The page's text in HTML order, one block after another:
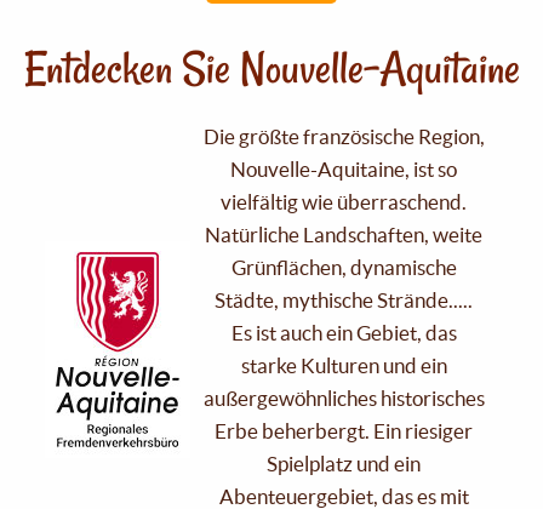
Entdecken Sie Nouvelle-Aquitaine
Die größte französische Region,
Nouvelle-Aquitaine, ist so
vielfältig wie überraschend.
Natürliche Landschaften, weite
Grünflächen, dynamische
Städte, mythische Strände.....
Es ist auch ein Gebiet, das
starke Kulturen und ein
außergewöhnliches historisches
Erbe beherbergt. Ein riesiger
Spielplatz und ein
Abenteuergebiet, das es mit